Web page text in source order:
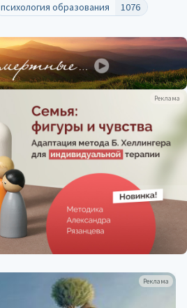
Реклама
психология образования
1076
Реклама